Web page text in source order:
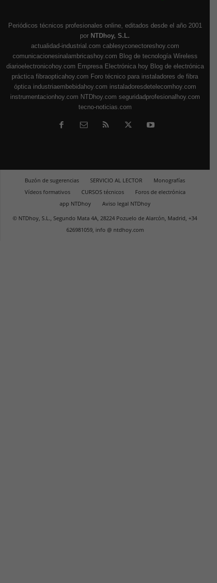
Periódicos técnicos profesionales online, editados desde el año 2001
por NTDhoy, S.L.
actualidad-industrial.com cablesyconectoreshoy.com
comunicacionesinalambricashoy.com Blog de tecnología Wireless
diarioelectronicohoy.com Empresa Electrónica hoy Blog de electrónica
práctica fibraopticahoy.com Foro técnico para instaladores de fibra
óptica industriaembebidahoy.com instaladoresdetelecomhoy.com
instrumentacionhoy.com NTDhoy.com seguridadprofesionalhoy.com
tecno-noticias.com
Buzón de sugerencias SERVICIO AL LECTOR
Monografías
Vídeos formativos
CURSOS técnicos
Foros de electrónica
app NTDhoy
Aviso legal NTDhoy
© NTDhoy, S.L., Segundo Mata 4A, 28224 Pozuelo de Alarcón, Madrid, +34
626981059, info @ ntdhoy.com